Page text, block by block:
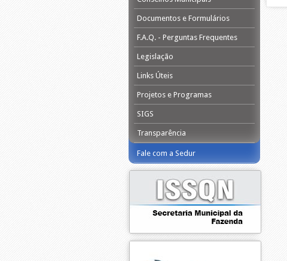
Documentos e Formulários
F.A.Q. - Perguntas Frequentes
Legislação
Links Úteis
Projetos e Programas
SIGS
Transparência
Fale com a Sedur